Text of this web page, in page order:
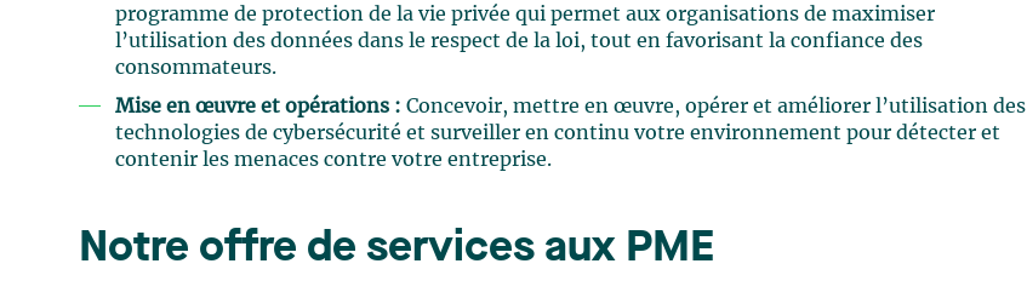
programme de protection de la vie privée qui permet aux organisations de maximiser
l’utilisation des données dans le respect de la loi, tout en favorisant la confiance des
consommateurs.
Mise en œuvre et opérations : Concevoir, mettre en œuvre, opérer et améliorer l’utilisation des
technologies de cybersécurité et surveiller en continu votre environnement pour détecter et
contenir les menaces contre votre entreprise.
Notre offre de services aux PME